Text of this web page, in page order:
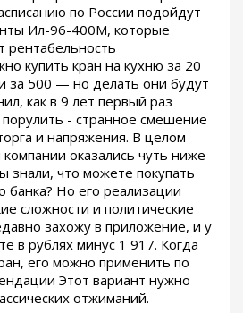
по России подойдут
Ил-96-400М, которые
рентабельность
купить кран на кухню за 20
за 500 — но делать они будут
как в 9 лет первый раз
порулить - странное смешение
и напряжения. В целом
оказались чуть ниже
что можете покупать
банка? Но его реализации
сложности и политические
захожу в приложение, и у
в рублях минус 1 917. Когда
его можно применить по
Этот вариант нужно
отжиманий.